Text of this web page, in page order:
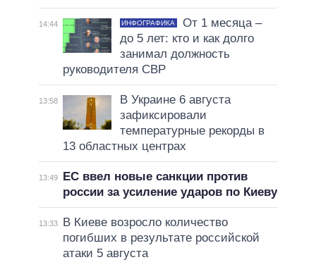
14:44 ИНФОГРАФИКА
От 1 месяца –
до 5 лет: кто и как долго
занимал должность
руководителя СВР
13:58
В Украине 6 августа
зафиксировали
температурные рекорды в
13 областных центрах
13:49
ЕС ввел новые санкции против
россии за усиление ударов по Киеву
13:33
В Киеве возросло количество
погибших в результате российской
атаки 5 августа